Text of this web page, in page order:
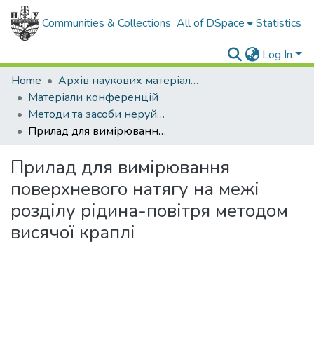
Communities & Collections All of DSpace Statistics
Log In
Home
Архів наукових матеріалів
Матеріали конференцій
Методи та засоби неруйнівного контролю промислового обладнання 2015
Прилад для вимірювання поверхневого натягу на межі розділу рідина-повітря методом висячої краплі
Прилад для вимірювання
поверхневого натягу на межі
розділу рідина-повітря методом
висячої краплі